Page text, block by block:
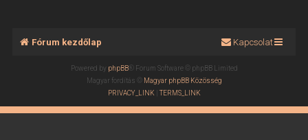
Fórum kezdőlap Kapcsolat
Powered by phpBB® Forum Software © phpBB Limited
Magyar fordítás ©
Magyar phpBB Közösség
PRIVACY_LINK| TERMS_LINK